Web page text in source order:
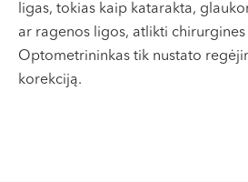
ligas, tokias kaip katarakta,
ar ragenos ligos, atlikti chirurgines
Optometrininkas tik nustato
korekciją.